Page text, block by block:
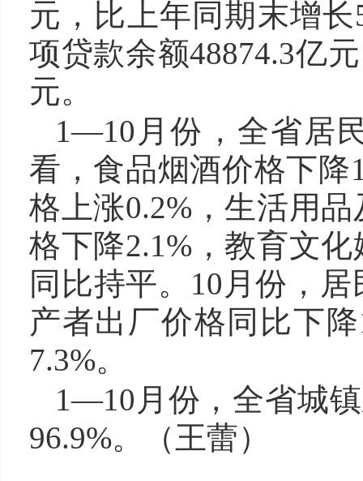
元，比上年同期末增
项贷款余额48874.3亿
元。
1—10月份，全省居
看，食品烟酒价格下降
格上涨0.2%，生活用
格下降2.1%，教育文
同比持平。10月份，
产者出厂价格同比下
7.3%。
1—10月份，全省城
96.9%。（王蕾）